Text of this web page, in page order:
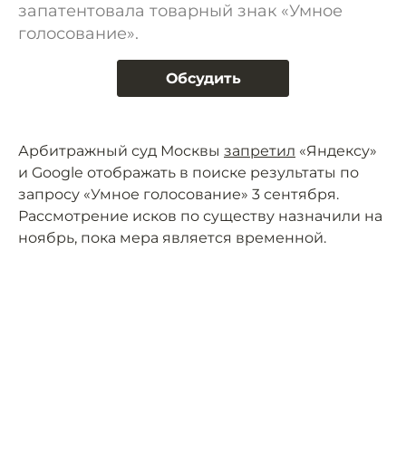
запатентовала товарный знак «Умное
голосование».
Обсудить
Арбитражный суд Москвы запретил «Яндексу»
и Google отображать в поиске результаты по
запросу «Умное голосование» 3 сентября.
Рассмотрение исков по существу назначили на
ноябрь, пока мера является временной.